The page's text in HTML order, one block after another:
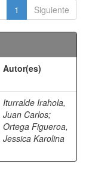
1 Siguiente
Autor(es)
Iturralde Irahola,
Juan Carlos;
Ortega Figueroa,
Jessica Karolina